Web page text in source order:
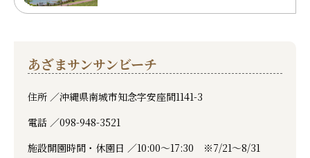
あざまサンサンビーチ
住所 ／沖縄県南城市知念字安座間1141-3
電話 ／098-948-3521
施設開園時間・休園日 ／10:00〜17:30 ※7/21～8/31